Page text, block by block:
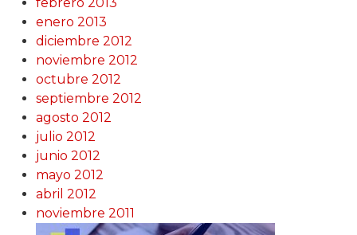
enero 2013
diciembre 2012
noviembre 2012
octubre 2012
septiembre 2012
agosto 2012
julio 2012
junio 2012
mayo 2012
abril 2012
noviembre 2011